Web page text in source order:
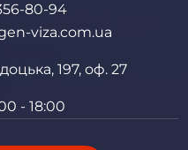
80-94
viza.com.ua
197, оф. 27
- 18:00